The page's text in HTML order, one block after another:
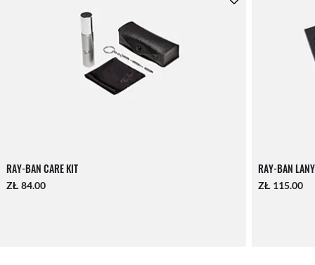
RAY-BAN CARE KIT
ZŁ 84.00
RAY-BAN
ZŁ 115.00